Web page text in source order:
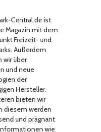
Central.de ist
Magazin mit dem
Freizeit- und
Außerdem
wir über
und neue
der
Hersteller.
bieten wir
diesem werden
und prägnant
wie